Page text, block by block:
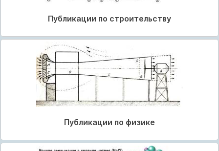
Публикации по строительству
Публикации по физике